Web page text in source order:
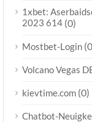
1xbet:
2023 614 (0)
Mostbet-Login
Volcano Vegas
kievtime.com (0)
Chatbot-